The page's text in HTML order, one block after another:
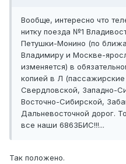
Вообще, интересно что
нитку поезда №1
Петушки-Монино (по
Владимиру и Москве-
изменяется) в
копией в Л
Свердловской, Западно-
Восточно-Сибирской,
Дальневосточной дорог.
все наши 6863БИС!!!...
Так положено.